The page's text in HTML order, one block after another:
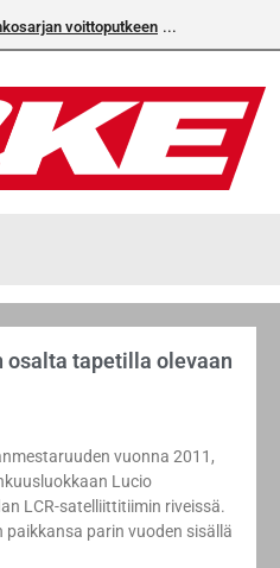
voittoputkeen
osalta tapetilla olevaan
vuonna 2011,
Lucio
LCR-satelliittitiimin riveissä.
parin vuoden sisällä